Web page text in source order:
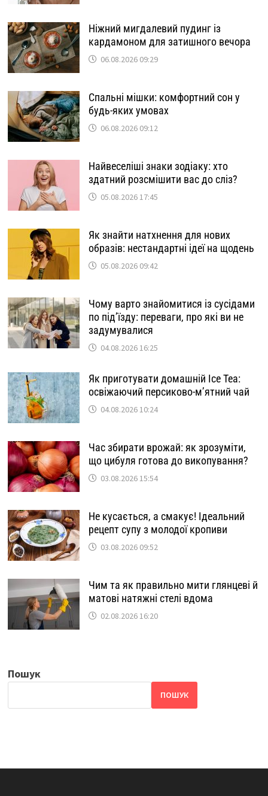
Ніжний мигдалевий пудинг із
кардамоном для затишного вечора
06.08.2026 09:29
Спальні мішки: комфортний сон у
будь-яких умовах
06.08.2026 09:12
Найвеселіші знаки зодіаку: хто
здатний розсмішити вас до сліз?
05.08.2026 17:45
Як знайти натхнення для нових
образів: нестандартні ідеї на щодень
05.08.2026 09:42
Чому варто знайомитися із сусідами
по під’їзду: переваги, про які ви не
задумувалися
04.08.2026 16:25
Як приготувати домашній Ice Tea:
освіжаючий персиково-м’ятний чай
04.08.2026 10:24
Час збирати врожай: як зрозуміти,
що цибуля готова до викопування?
03.08.2026 15:54
Не кусається, а смакує! Ідеальний
рецепт супу з молодої кропиви
03.08.2026 09:52
Чим та як правильно мити глянцеві й
матові натяжні стелі вдома
02.08.2026 16:20
Пошук
ПОШУК